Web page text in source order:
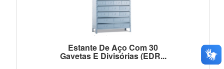
Estante De Aço Com 30
Gavetas E Divisórias (EDR...